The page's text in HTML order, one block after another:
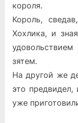
короля.
Король,
Хохлика, и
зятем.
На другой же
это
уже